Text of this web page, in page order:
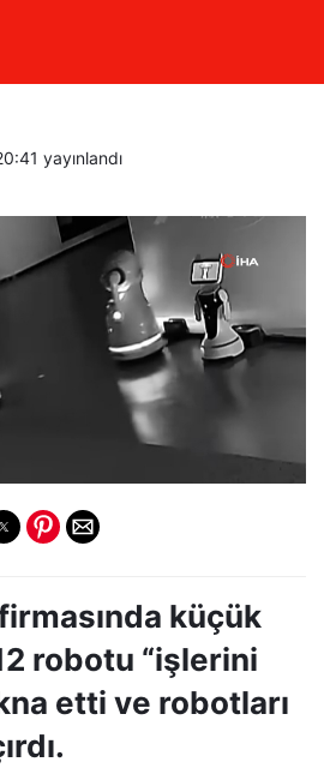
bir robot, 12 robotu
yayınlandı
küçük
robotu “işlerini
etti ve robotları